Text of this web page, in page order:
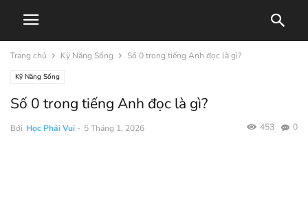
Trang chủ Kỹ Năng Sống Số 0 trong tiếng Anh đọc là gì?
Kỹ Năng Sống
Số 0 trong tiếng Anh đọc là gì?
Bởi Học Phải Vui - 5 Tháng 1, 2026 0
453